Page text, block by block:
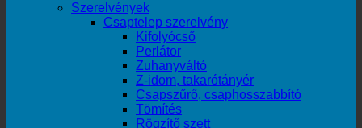
Szerelvények
Csaptelep szerelvény
Kifolyócső
Perlátor
Zuhanyváltó
Z-idom, takarótányér
Csapszűrő, csaphosszabbító
Tömítés
Rögzítő szett